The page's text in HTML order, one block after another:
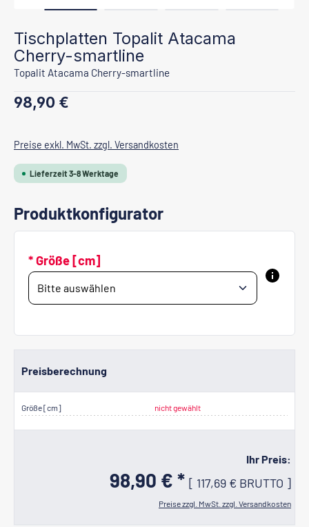
Tischplatten Topalit Atacama
Cherry-smartline
Topalit Atacama Cherry-smartline
Regulärer Preis:
98,90 €
Preise exkl. MwSt. zzgl. Versandkosten
Lieferzeit 3-8 Werktage
Produktkonfigurator
* Größe [cm]
Preisberechnung
Größe [cm] nicht gewählt
Ihr Preis:
98,90 € * [ 117,69 € BRUTTO ]
Preise zzgl. MwSt. zzgl. Versandkosten